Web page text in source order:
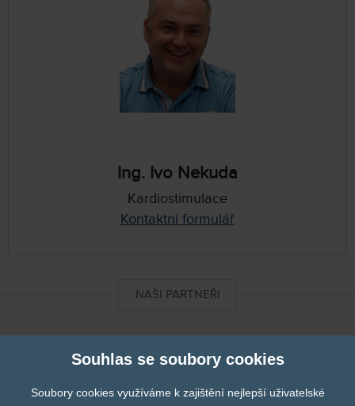
Ing. Ivo Nekuda
Kardiostimulace
Kontaktní formulář
NAŠI PARTNEŘI
DIXImedical
Souhlas se soubory cookies
Soubory cookies využíváme k zajištění nejlepší uživatelské